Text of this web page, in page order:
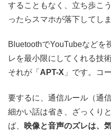
することもなく、立ち歩こ
ったらスマホが落下してし
BluetoothでYouTubeなどを
レを最小限にしてくれる技
それが「 APT-X 」です。コ
要するに、通信ルール（通
細かい話は省き、ざっくり
ば、
映像と音声のズレは、